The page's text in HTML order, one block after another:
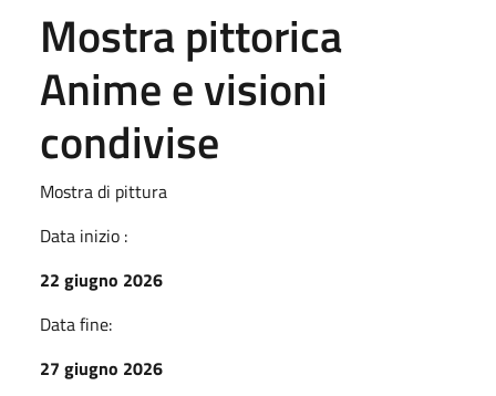
Mostra pittorica
Anime e visioni
condivise
Mostra di pittura
Data inizio :
22 giugno 2026
Data fine:
27 giugno 2026